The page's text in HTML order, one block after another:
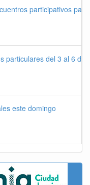
participativos
particulares del 3 al 6 de
este domingo